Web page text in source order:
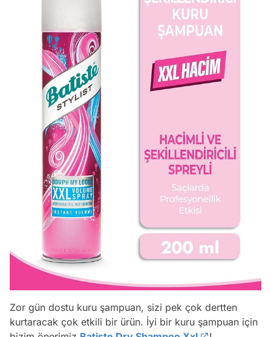
Zor gün dostu kuru şampuan, sizi pek çok dertten
kurtaracak çok etkili bir ürün. İyi bir kuru şampuan için